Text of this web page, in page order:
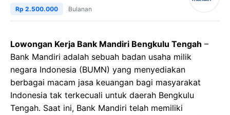
Rp 2.500.000 Bulanan
Lowongan Kerja Bank Mandiri Bengkulu Tengah –
Bank Mandiri adalah sebuah badan usaha milik
negara Indonesia (BUMN) yang menyediakan
berbagai macam jasa keuangan bagi masyarakat
Indonesia tak terkecuali untuk daerah Bengkulu
Tengah. Saat ini, Bank Mandiri telah memiliki